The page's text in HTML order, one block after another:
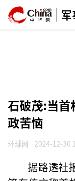
军
石破茂:当首
政苦恼
环球网 2024-12-30
据路透社